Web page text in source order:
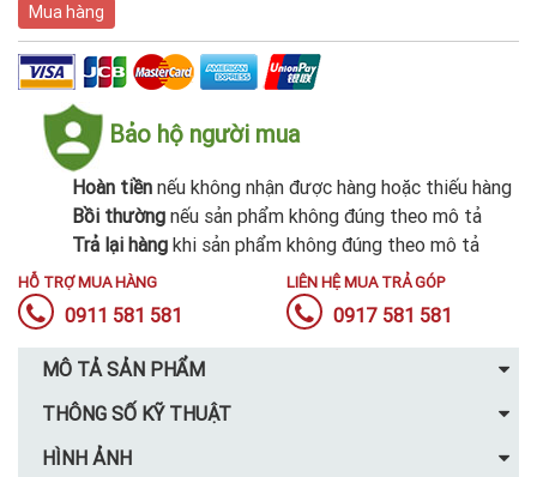
Mua hàng
Bảo hộ người mua
Hoàn tiền nếu không nhận được hàng hoặc thiếu hàng
Bồi thường nếu sản phẩm không đúng theo mô tả
Trả lại hàng khi sản phẩm không đúng theo mô tả
HỖ TRỢ MUA HÀNG
0911 581 581
LIÊN HỆ MUA TRẢ GÓP
0917 581 581
MÔ TẢ SẢN PHẨM
THÔNG SỐ KỸ THUẬT
HÌNH ẢNH